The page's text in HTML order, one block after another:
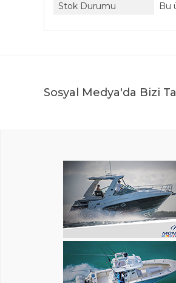
Stok Durumu
Bu
Sosyal Medya'da Bizi